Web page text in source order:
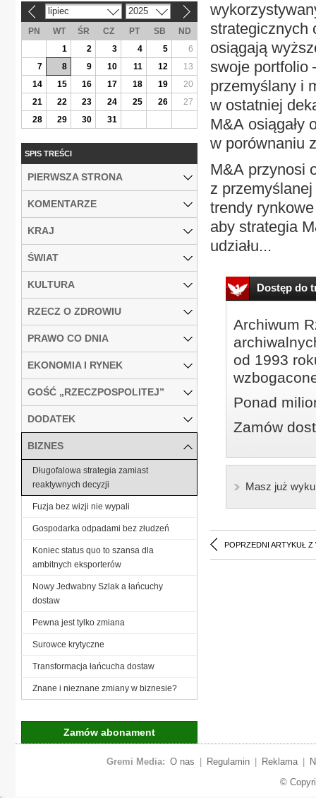
strategicznych
osiągają
swoje portfolio
przemyślany i
w ostatniej
M&A osiągały
w porównaniu
M&A przynosi
z
trendy
aby strategia
udziału...
Dostęp do
Archiwum
od 1993
Ponad
Zamów
Masz już
POPRZEDNI ARTYKUŁ Z
lipiec 2025
PN WT ŚR CZ PT SB
ND
1
2 3 4 5
6
7
8 9 10 11 12
13
14
15 16 17 18 19
20
21
22 23 24 25 26
27
28
29 30 31
SPIS TREŚCI
PIERWSZA STRONA
KOMENTARZE
KRAJ
ŚWIAT
KULTURA
RZECZ O ZDROWIU
PRAWO CO DNIA
EKONOMIA I RYNEK
GOŚĆ „RZECZPOSPOLITEJ”
DODATEK
BIZNES
Długofalowa strategia zamiast
reaktywnych decyzji
Fuzja bez wizji nie wypali
Gospodarka odpadami bez złudzeń
Koniec status quo to szansa dla
ambitnych eksporterów
Nowy Jedwabny Szlak a łańcuchy
dostaw
Pewna jest tylko zmiana
Surowce krytyczne
Transformacja łańcucha dostaw
Znane i nieznane zmiany w biznesie?
Zamów abonament
Gremi Media: O nas Regulamin Reklama
©